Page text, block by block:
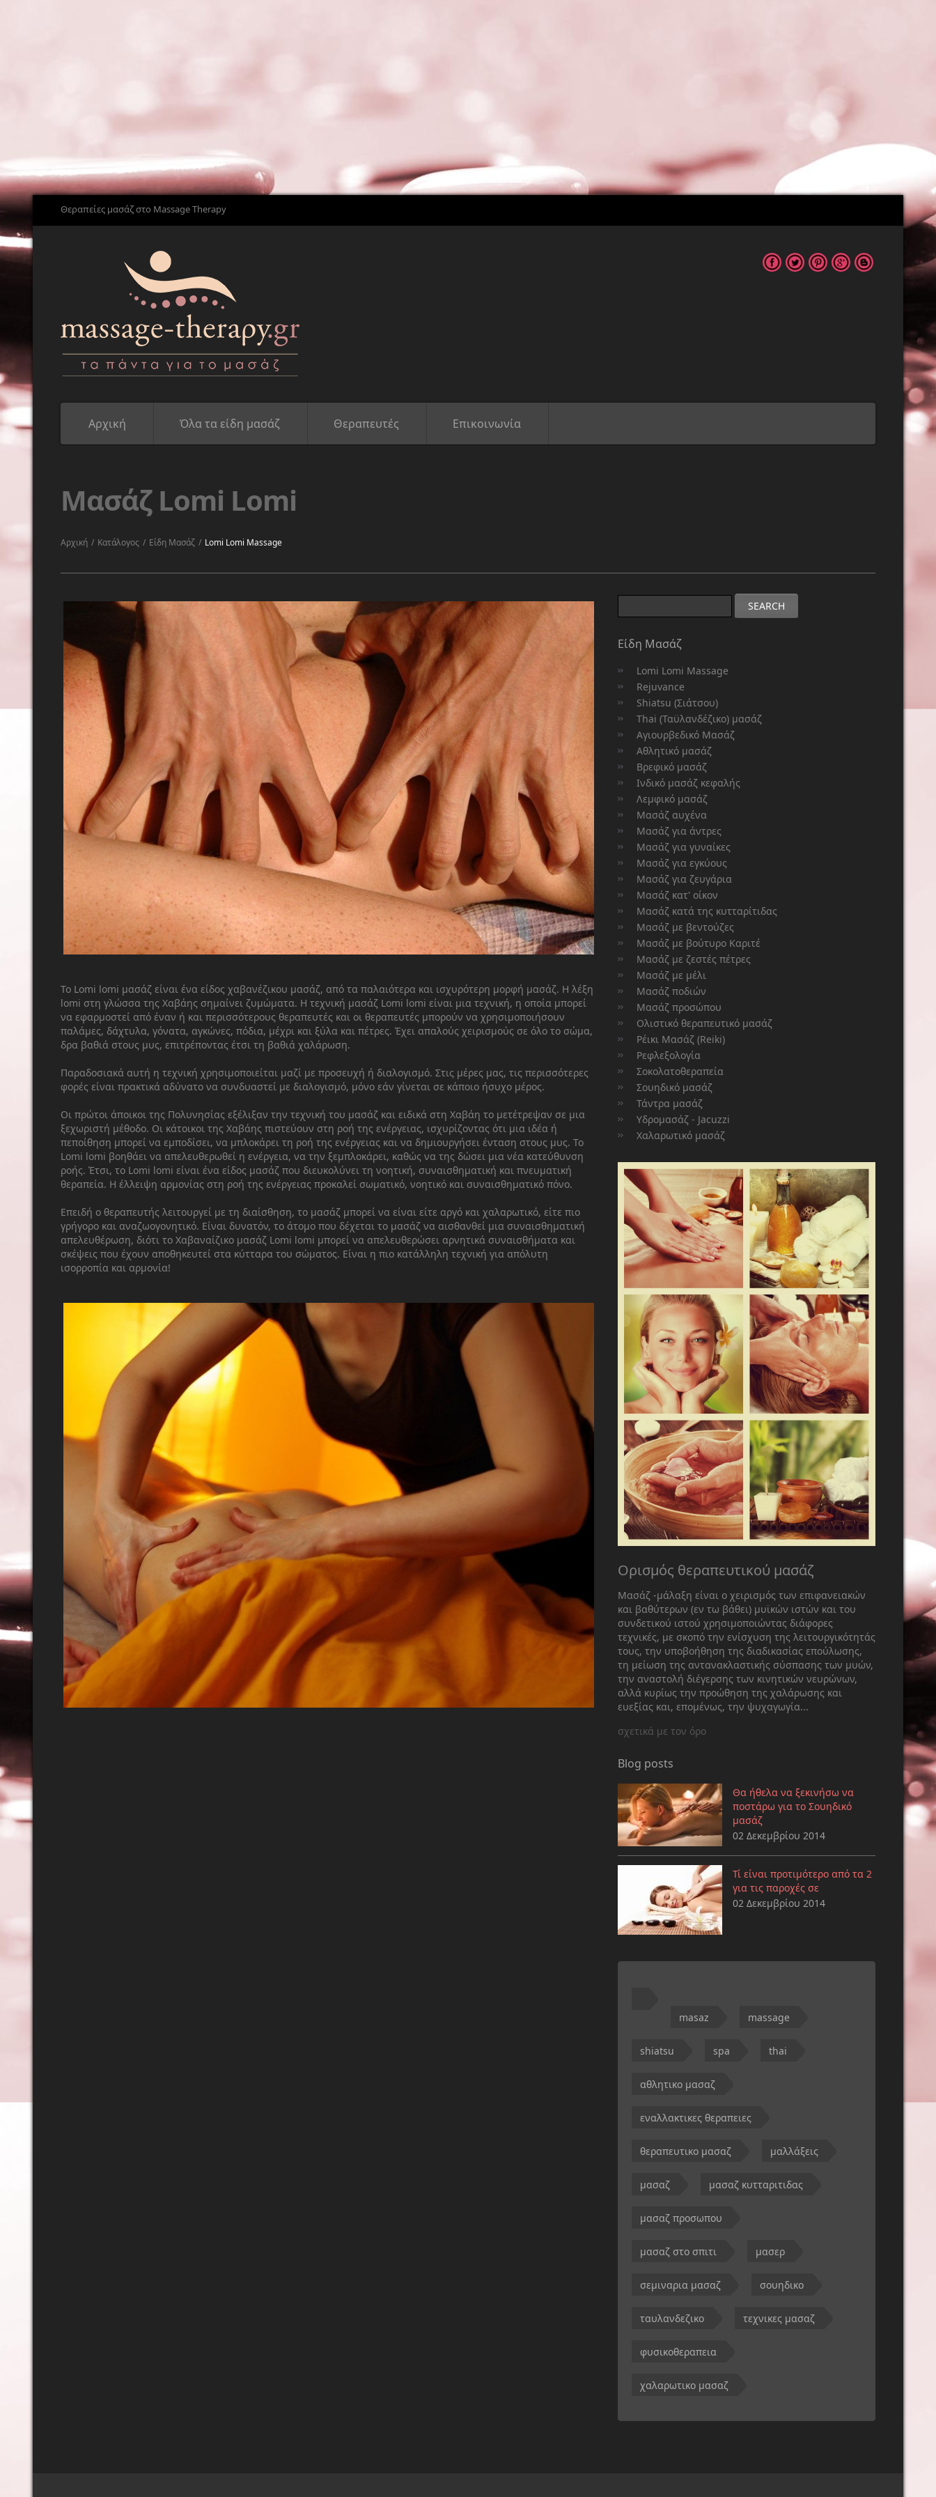
Θεραπείες μασάζ στο Massage Therapy
Αρχική Όλα τα είδη μασάζ Θεραπευτές Επικοινωνία
Μασάζ Lomi Lomi
Αρχική / Κατάλογος / Είδη Μασάζ / Lomi Lomi Massage
Το Lomi lomi μασάζ είναι ένα είδος χαβανέζικου μασάζ, από τα παλαιότερα και ισχυρότερη μορφή μασάζ. Η λέξη
lomi στη γλώσσα της Χαβάης σημαίνει ζυμώματα. Η τεχνική μασάζ Lomi lomi είναι μια τεχνική, η οποία μπορεί
να εφαρμοστεί από έναν ή και περισσότερους θεραπευτές και οι θεραπευτές μπορούν να χρησιμοποιήσουν
παλάμες, δάχτυλα, γόνατα, αγκώνες, πόδια, μέχρι και ξύλα και πέτρες. Έχει απαλούς χειρισμούς σε όλο το σώμα,
δρα βαθιά στους μυς, επιτρέποντας έτσι τη βαθιά χαλάρωση.
Παραδοσιακά αυτή η τεχνική χρησιμοποιείται μαζί με προσευχή ή διαλογισμό. Στις μέρες μας, τις περισσότερες
φορές είναι πρακτικά αδύνατο να συνδυαστεί με διαλογισμό, μόνο εάν γίνεται σε κάποιο ήσυχο μέρος.
Οι πρώτοι άποικοι της Πολυνησίας εξέλιξαν την τεχνική του μασάζ και ειδικά στη Χαβάη το μετέτρεψαν σε μια
ξεχωριστή μέθοδο. Οι κάτοικοι της Χαβάης πιστεύουν στη ροή της ενέργειας, ισχυρίζοντας ότι μια ιδέα ή
πεποίθηση μπορεί να εμποδίσει, να μπλοκάρει τη ροή της ενέργειας και να δημιουργήσει ένταση στους μυς. Το
Lomi lomi βοηθάει να απελευθερωθεί η ενέργεια, να την ξεμπλοκάρει, καθώς να της δώσει μια νέα κατεύθυνση
ροής. Έτσι, το Lomi lomi είναι ένα είδος μασάζ που διευκολύνει τη νοητική, συναισθηματική και πνευματική
θεραπεία. Η έλλειψη αρμονίας στη ροή της ενέργειας προκαλεί σωματικό, νοητικό και συναισθηματικό πόνο.
Επειδή ο θεραπευτής λειτουργεί με τη διαίσθηση, το μασάζ μπορεί να είναι είτε αργό και χαλαρωτικό, είτε πιο
γρήγορο και αναζωογονητικό. Είναι δυνατόν, το άτομο που δέχεται το μασάζ να αισθανθεί μια συναισθηματική
απελευθέρωση, διότι το Χαβαναίζικο μασάζ Lomi lomi μπορεί να απελευθερώσει αρνητικά συναισθήματα και
σκέψεις που έχουν αποθηκευτεί στα κύτταρα του σώματος. Είναι η πιο κατάλληλη τεχνική για απόλυτη
ισορροπία και αρμονία!
SEARCH
Είδη Μασάζ
Lomi Lomi Massage
Rejuvance
Shiatsu (Σιάτσου)
Thai (Ταϋλανδέζικο) μασάζ
Αγιουρβεδικό Μασάζ
Αθλητικό μασάζ
Βρεφικό μασάζ
Ινδικό μασάζ κεφαλής
Λεμφικό μασάζ
Μασάζ αυχένα
Μασάζ για άντρες
Μασάζ για γυναίκες
Μασάζ για εγκύους
Μασάζ για ζευγάρια
Μασάζ κατ' οίκον
Μασάζ κατά της κυτταρίτιδας
Μασάζ με βεντούζες
Μασάζ με βούτυρο Καριτέ
Μασάζ με ζεστές πέτρες
Μασάζ με μέλι
Μασάζ ποδιών
Μασάζ προσώπου
Ολιστικό θεραπευτικό μασάζ
Ρέικι Μασάζ (Reiki)
Ρεφλεξολογία
Σοκολατοθεραπεία
Σουηδικό μασάζ
Τάντρα μασάζ
Υδρομασάζ - Jacuzzi
Χαλαρωτικό μασάζ
Ορισμός θεραπευτικού μασάζ
Μασάζ -μάλαξη είναι ο χειρισμός των επιφανειακών
και βαθύτερων (εν τω βάθει) μυϊκών ιστών και του
συνδετικού ιστού χρησιμοποιώντας διάφορες
τεχνικές, με σκοπό την ενίσχυση της λειτουργικότητάς
τους, την υποβοήθηση της διαδικασίας επούλωσης,
τη μείωση της αντανακλαστικής σύσπασης των μυών,
την αναστολή διέγερσης των κινητικών νευρώνων,
αλλά κυρίως την προώθηση της χαλάρωσης και
ευεξίας και, επομένως, την ψυχαγωγία...
σχετικά με τον όρο
Blog posts
Θα ήθελα να ξεκινήσω να
ποστάρω για το Σουηδικό
μασάζ
02 Δεκεμβρίου 2014
Τί είναι προτιμότερο από τα 2
για τις παροχές σε
02 Δεκεμβρίου 2014
masaz massage
shiatsu spa thai
αθλητικο μασαζ
εναλλακτικες θεραπειες
θεραπευτικο μασαζ μαλλάξεις
μασαζ μασαζ κυτταριτιδας
μασαζ προσωπου
μασαζ στο σπιτι μασερ
σεμιναρια μασαζ σουηδικο
ταυλανδεζικο τεχνικες μασαζ
φυσικοθεραπεια
χαλαρωτικο μασαζ